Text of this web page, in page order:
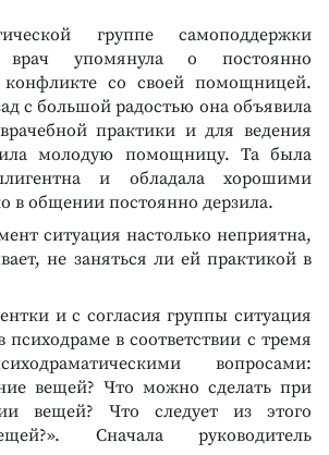
группе самоподдержки
врач упомянула о постоянно
со своей помощницей.
с большой радостью она объявила
практики и для ведения
молодую помощницу. Та была
и обладала хорошими
в общении постоянно дерзила.
ситуация настолько неприятна,
не заняться ли ей практикой в
и с согласия группы ситуация
психодраме в соответствии с тремя
вопросами:
вещей? Что можно сделать при
вещей? Что следует из этого
Сначала руководитель